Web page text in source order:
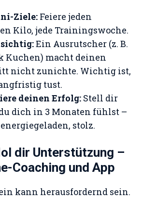
Ziele: Feiere jeden
Kilo, jede Trainingswoche.
Ein Ausrutscher (z. B.
Kuchen) macht deinen
nicht zunichte. Wichtig ist,
tust.
deinen Erfolg: Stell dir
dich in 3 Monaten fühlst –
stolz.
dir Unterstützung –
Coaching und App
kann herausfordernd sein.